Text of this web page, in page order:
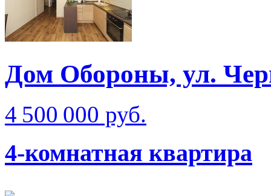
Дом Обороны, ул.
4 500 000 руб.
4-комнатная квартира